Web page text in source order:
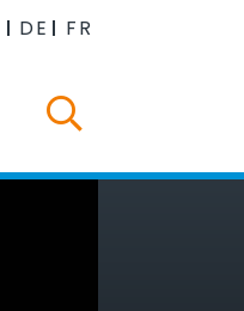
DE FR